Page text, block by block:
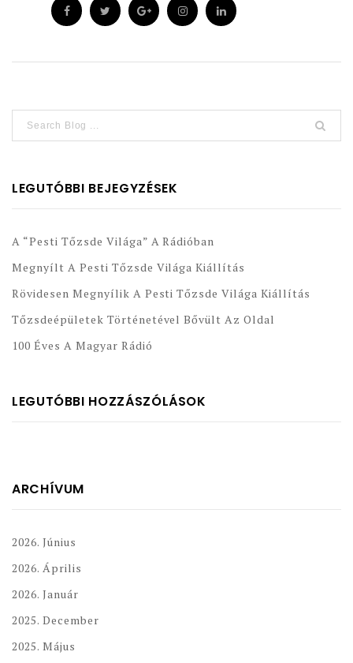
LEGUTÓBBI BEJEGYZÉSEK
A “Pesti Tőzsde Világa” A Rádióban
Megnyílt A Pesti Tőzsde Világa Kiállítás
Rövidesen Megnyílik A Pesti Tőzsde Világa Kiállítás
Tőzsdeépületek Történetével Bővült Az Oldal
100 Éves A Magyar Rádió
LEGUTÓBBI HOZZÁSZÓLÁSOK
ARCHÍVUM
2026. Június
2026. Április
2026. Január
2025. December
2025. Május